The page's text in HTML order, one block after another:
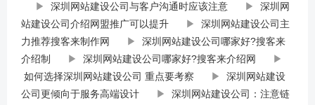
▶ 深圳网站建设公司与客户沟通时应该注意 ▶ 深圳网
站建设公司介绍网盟推广可以提升 ▶ 深圳网站建设公司主
力推荐搜客来制作网
▶ 深圳网站建设公司哪家好?搜客来
介绍制
▶ 深圳网站建设公司哪家好?搜客来介绍网
▶
如何选择深圳网站建设公司 重点要考察 ▶ 深圳网站建设
公司更倾向于服务高端设计 ▶ 深圳网站建设公司：注意链